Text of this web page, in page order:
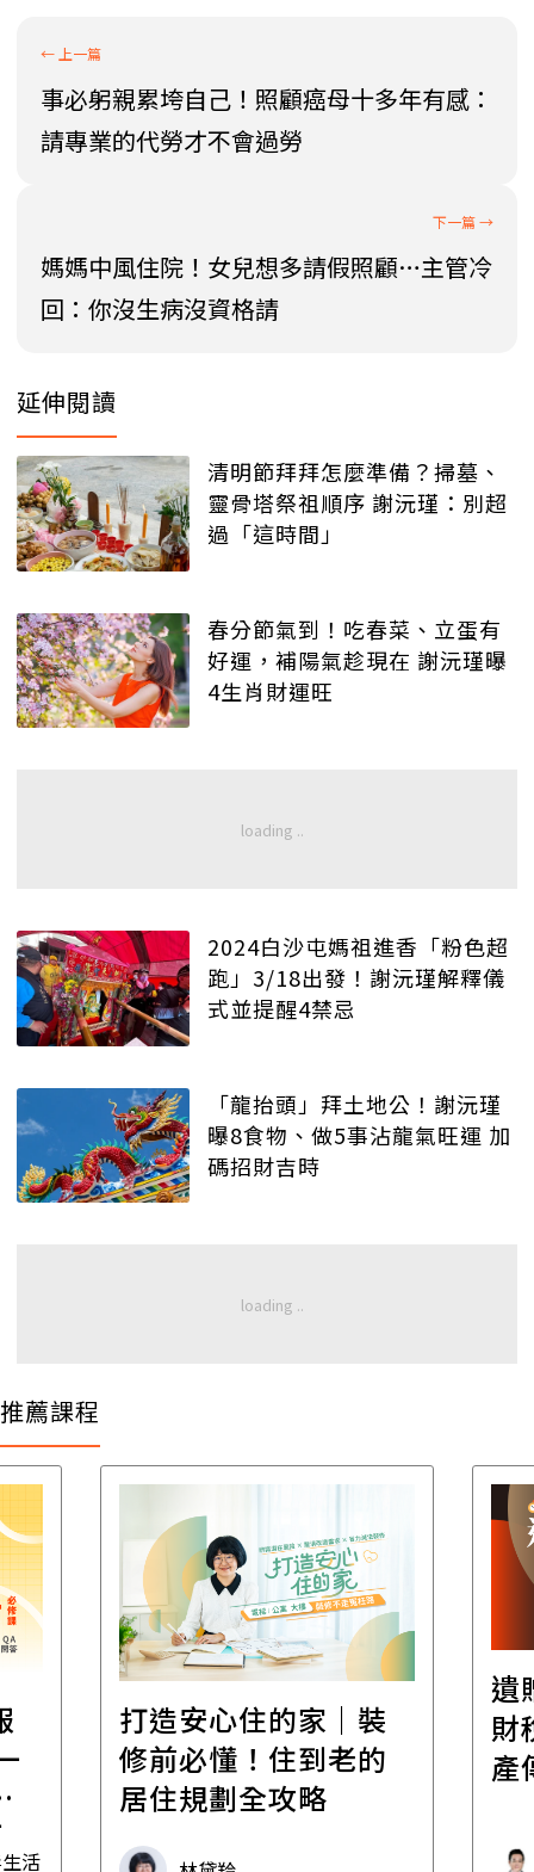
事必躬親累垮自己！照顧癌母十多年有感：
請專業的代勞才不會過勞
媽媽中風住院！女兒想多請假照顧…主管冷
回：你沒生病沒資格請
延伸閱讀
清明節拜拜怎麼準備？掃墓、
靈骨塔祭祖順序 謝沅瑾：別超
過「這時間」
春分節氣到！吃春菜、立蛋有
好運，補陽氣趁現在 謝沅瑾曝
4生肖財運旺
2024白沙屯媽祖進香「粉色超
跑」3/18出發！謝沅瑾解釋儀
式並提醒4禁忌
「龍抬頭」拜土地公！謝沅瑾
曝8食物、做5事沾龍氣旺運 加
碼招財吉時
推薦課程
活
打造安心住的家｜裝
修前必懂！住到老的
居住規劃全攻略
遺
財
產